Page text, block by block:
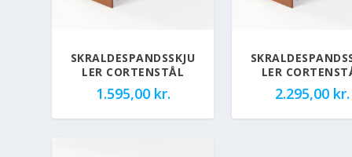
SKRALDESPANDSSKJU
LER CORTENSTÅL
1.595,00 kr.
LER
2.295,00 kr.